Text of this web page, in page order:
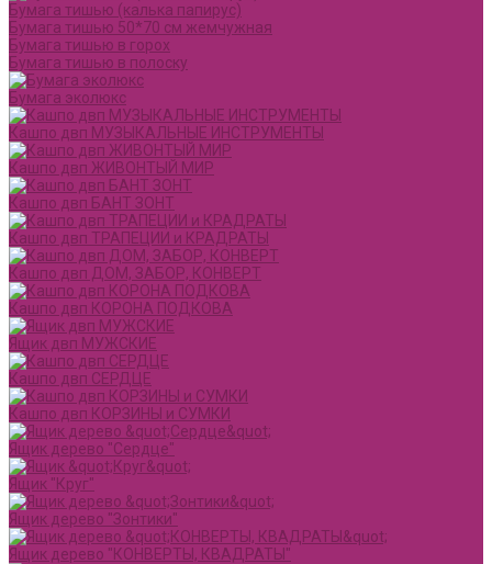
Бумага тишью (калька папирус)
Бумага тишью 50*70 см жемчужная
Бумага тишью в горох
Бумага тишью в полоску
Бумага эколюкс
Кашпо двп МУЗЫКАЛЬНЫЕ ИНСТРУМЕНТЫ
Кашпо двп ЖИВОНТЫЙ МИР
Кашпо двп БАНТ ЗОНТ
Кашпо двп ТРАПЕЦИИ и КРАДРАТЫ
Кашпо двп ДОМ, ЗАБОР, КОНВЕРТ
Кашпо двп КОРОНА ПОДКОВА
Ящик двп МУЖСКИЕ
Кашпо двп СЕРДЦЕ
Кашпо двп КОРЗИНЫ и СУМКИ
Ящик дерево "Сердце"
Ящик "Круг"
Ящик дерево "Зонтики"
Ящик дерево "КОНВЕРТЫ, КВАДРАТЫ"